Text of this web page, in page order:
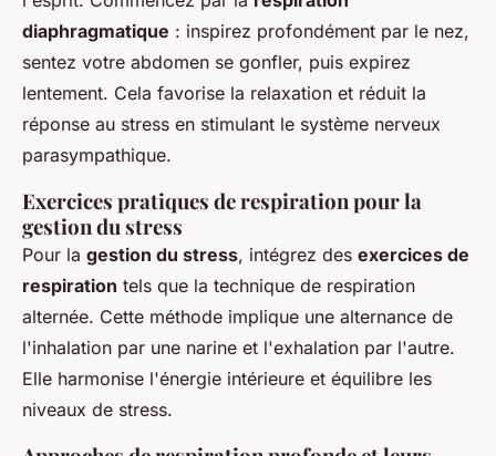
diaphragmatique : inspirez profondément par le nez,
sentez votre abdomen se gonfler, puis expirez
lentement. Cela favorise la relaxation et réduit la
réponse au stress en stimulant le système nerveux
parasympathique.
Exercices pratiques de respiration pour la
gestion du stress
Pour la gestion du stress, intégrez des exercices de
respiration tels que la technique de respiration
alternée. Cette méthode implique une alternance de
l'inhalation par une narine et l'exhalation par l'autre.
Elle harmonise l'énergie intérieure et équilibre les
niveaux de stress.